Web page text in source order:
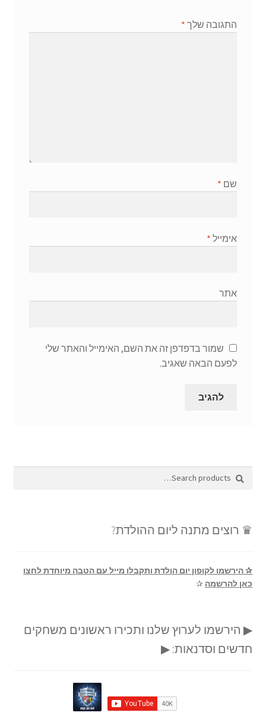
התגובה שלך *
שם *
אימייל *
אתר
שמור בדפדפן זה את השם, האימייל והאתר שלי
לפעם הבאה שאגיב.
Search
for:
Search
♛ רוצים מתנה ליום ההולדת?
✰ הירשמו לקופון יום הולדת ותקבלו מייל עם הטבה מיוחדת לחצו
כאן להרשמה ✰
▶ הירשמו לערוץ שלנו ותכירו ראשונים משחקים
חדשים וסדנאות: ▶